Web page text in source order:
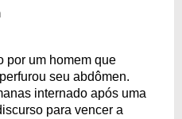
por um homem que
seu abdômen.
internado após uma
para vencer a